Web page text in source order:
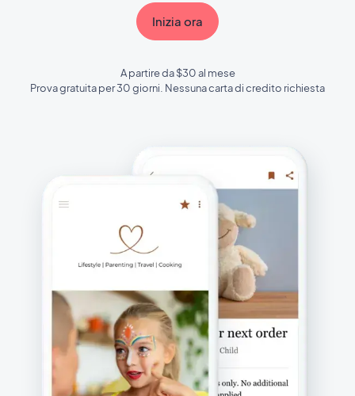
Inizia ora
A partire da $30 al mese
Prova gratuita per 30 giorni. Nessuna carta di credito richiesta